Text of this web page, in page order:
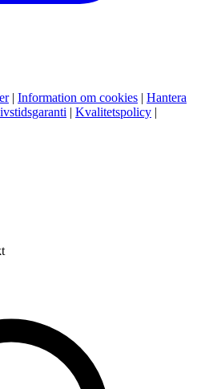
| Information om cookies | Hantera
| Kvalitetspolicy |